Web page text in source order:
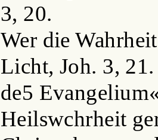
3, 20.
Wer die
Licht, Joh. 3,
de5
Heilswchrheit